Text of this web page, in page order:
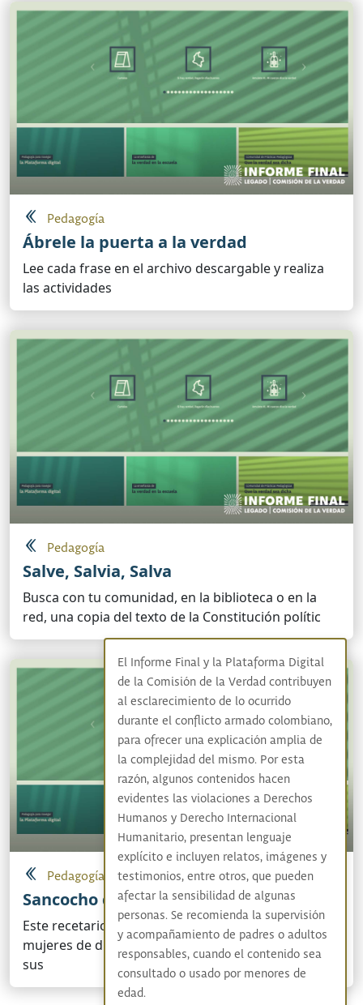
Pedagogía
Ábrele la puerta a la verdad
Lee cada frase en el archivo descargable y realiza
las actividades
Pedagogía
Salve, Salvia, Salva
Busca con tu comunidad, en la biblioteca o en la
red, una copia del texto de la Constitución polític
Pedagogía
Sancocho de la verdad
Este recetario nació de la fuerza colectiva de
mujeres de distintas regiones del país que, desde
sus
El Informe Final y la Plataforma Digital
de la Comisión de la Verdad contribuyen
al esclarecimiento de lo ocurrido
durante el conflicto armado colombiano,
para ofrecer una explicación amplia de
la complejidad del mismo. Por esta
razón, algunos contenidos hacen
evidentes las violaciones a Derechos
Humanos y Derecho Internacional
Humanitario, presentan lenguaje
explícito e incluyen relatos, imágenes y
testimonios, entre otros, que pueden
afectar la sensibilidad de algunas
personas. Se recomienda la supervisión
y acompañamiento de padres o adultos
responsables, cuando el contenido sea
consultado o usado por menores de
edad.